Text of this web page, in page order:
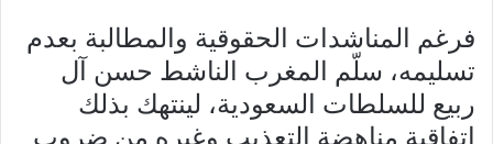
فرغم المناشدات الحقوقية والمطالبة بعدم
تسليمه، سلّم المغرب الناشط حسن آل
ربيع للسلطات السعودية، لينتهك بذلك
اتفاقية مناهضة التعذيب وغيره من ضروب